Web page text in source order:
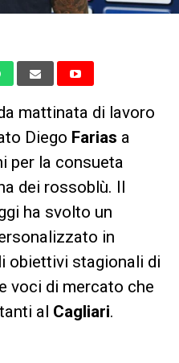
mattinata di lavoro
Diego Farias a
per la consueta
dei rossoblù. Il
ha svolto un
in
obiettivi stagionali di
voci di mercato che
al Cagliari.